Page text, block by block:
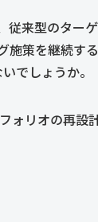
来型のター
施策を継続す
でしょうか。
ォリオの再設